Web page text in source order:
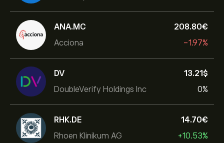
ANA.MC
Acciona
208.80‎€‎
-1.97%
DV
DoubleVerify Holdings Inc
13.21‎$‎
0%
RHK.DE
Rhoen Klinikum AG
14.70‎€‎
+10.53%